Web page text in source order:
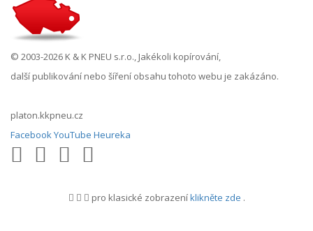
© 2003-2026 K & K PNEU s.r.o., Jakékoli kopírování,
další publikování nebo šíření obsahu tohoto webu je zakázáno.
platon.kkpneu.cz
FacebookYouTube Heureka
pro klasické zobrazeníklikněte zde .